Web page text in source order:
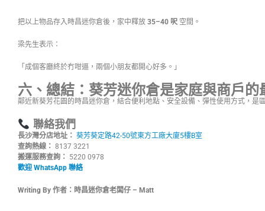
把以上物品存入時昌迷你倉後，家中釋放 35–40 呎 空間。
梁先生表示：
「成個客廳終於冇咁逼，兩個小朋友都開心好多。」
六、總結：葵芳迷你倉是家庭與商戶的
鄰近新葵芳花園的時昌迷你倉，結合便利地點、安全設備、彈性使用方式，是
聯絡我們
長沙灣分店地址： 葵芳葵定路42-50號東方工廠大廈5樓B室
查詢熱線： 8137 3221
搬運服務查詢： 5220 0978
歡迎 WhatsApp 聯絡
Writing By 作者：時昌迷你倉老闆仔 – Matt